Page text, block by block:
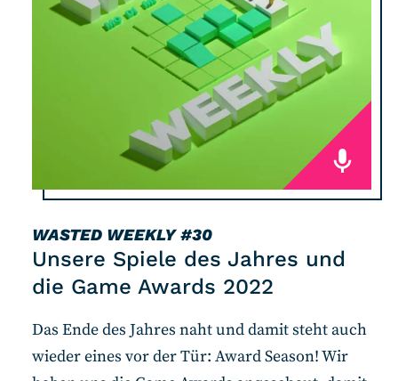
WASTED WEEKLY#30
Unsere Spiele des Jahres und
die Game Awards 2022
Das Ende des Jahres naht und damit steht auch
wieder eines vor der Tür: Award Season! Wir